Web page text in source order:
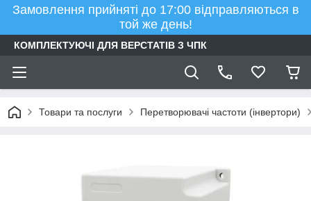
Замовлення прийняті до 17:00 відправляються в
той же день!
КОМПЛЕКТУЮЧІ ДЛЯ ВЕРСТАТІВ З ЧПК
Товари та послуги Перетворювачі частоти (інвертори)